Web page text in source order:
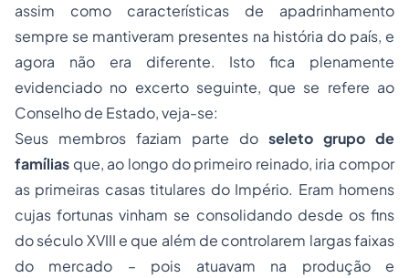
assim como características de apadrinhamento
sempre se mantiveram presentes na história do país, e
agora não era diferente. Isto fica plenamente
evidenciado no excerto seguinte, que se refere ao
Conselho de Estado, veja-se:
Seus membros faziam parte do seleto grupo de
famílias que, ao longo do primeiro reinado, iria compor
as primeiras casas titulares do Império. Eram homens
cujas fortunas vinham se consolidando desde os fins
do século XVIII e que além de controlarem largas faixas
do mercado – pois atuavam na produção e